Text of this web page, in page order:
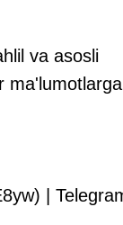
va asosli
|